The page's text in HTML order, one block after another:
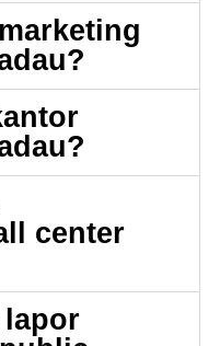
center
lapor